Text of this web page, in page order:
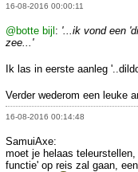
16-08-2016 00:00:11
@botte bijl: '...ik vond een
zee...'
Ik las in eerste aanleg
Verder wederom een leuke
16-08-2016 00:14:48
SamuiAxe:
moet je helaas
functie' op reis zal gaan,